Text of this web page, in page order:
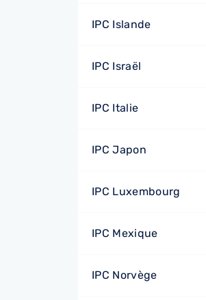
IPC Islande
IPC Israël
IPC Italie
IPC Japon
IPC Luxembourg
IPC Mexique
IPC Norvège